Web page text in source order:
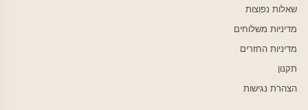
שאלות נפוצות
מדיניות משלוחים
מדיניות החזרים
תקנון
הצהרת נגישות